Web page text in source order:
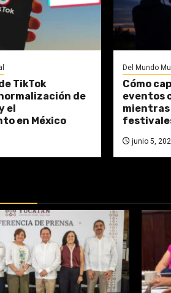
TikTok
de
el
en México
Del Mundo
Cómo
eventos
junio 5,